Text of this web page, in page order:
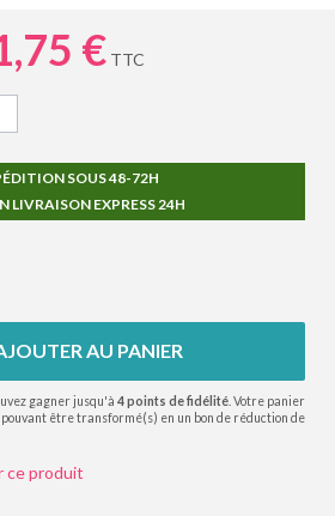
€ TTC
SOUS 48-72H
LIVRAISON EXPRESS 24H
AU PANIER
gagner jusqu'à 4points de fidélité . Votre panier
pouvant être transformé(s) en un bon de réduction de
ce produit